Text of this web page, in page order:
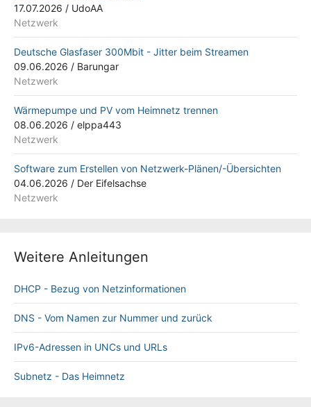
17.07.2026 / UdoAA
Netzwerk
Deutsche Glasfaser 300Mbit - Jitter beim Streamen
09.06.2026 / Barungar
Netzwerk
Wärmepumpe und PV vom Heimnetz trennen
08.06.2026 / elppa443
Netzwerk
Software zum Erstellen von Netzwerk-Plänen/-Übersichten
04.06.2026 / Der Eifelsachse
Netzwerk
Weitere Anleitungen
DHCP - Bezug von Netzinformationen
DNS - Vom Namen zur Nummer und zurück
IPv6-Adressen in UNCs und URLs
Subnetz - Das Heimnetz